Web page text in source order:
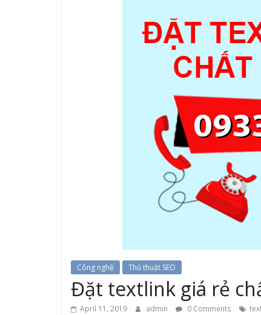
Công nghệ Thủ thuật SEO
Đặt textlink giá rẻ
April 11, 2019 admin 0 Comments